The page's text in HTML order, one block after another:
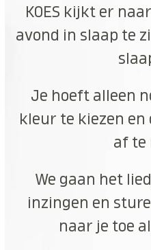
KOES kijkt er
avond in slaap te
Je hoeft alleen
kleur te kiezen en
af te
We gaan het
inzingen en
naar je toe